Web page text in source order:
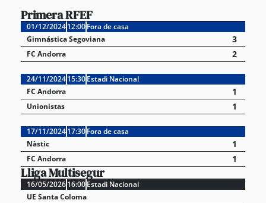
Primera RFEF
01/12/202412:00Fora de casa
Gimnástica Segoviana
3
FC Andorra 2
24/11/202415:30Estadi Nacional
FC Andorra
1
Unionistas 1
17/11/202417:30Fora de casa
Nàstic
1
FC Andorra 1
Lliga Multisegur
16/05/202616:00Estadi Nacional
UE Santa Coloma